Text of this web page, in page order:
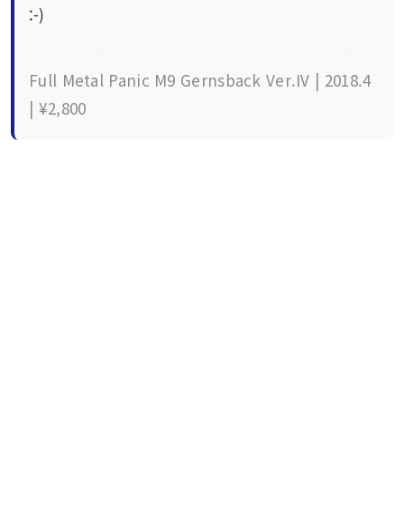
:-)
Full Metal Panic M9 Gernsback Ver.IV | 2018.4
| ¥2,800